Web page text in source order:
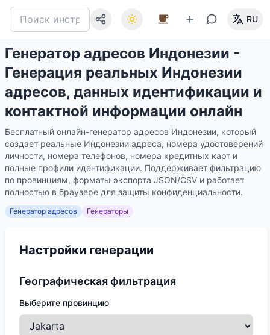
RU
Генератор адресов Индонезии -
Генерация реальных Индонезии
адресов, данных идентификации и
контактной информации онлайн
Бесплатный онлайн-генератор адресов Индонезии, который
создает реальные Индонезии адреса, номера удостоверений
личности, номера телефонов, номера кредитных карт и
полные профили идентификации. Поддерживает фильтрацию
по провинциям, форматы экспорта JSON/CSV и работает
полностью в браузере для защиты конфиденциальности.
Генератор адресов Генераторы
Настройки генерации
Географическая фильтрация
Выберите провинцию